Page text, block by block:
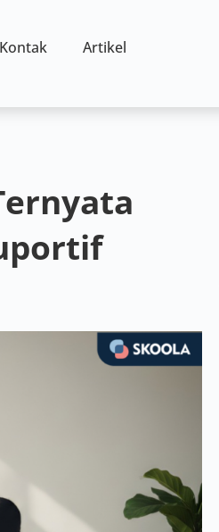
Kontak Artikel